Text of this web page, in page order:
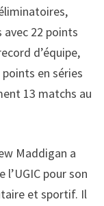
22 points
d’équipe,
en séries
13 matchs au
Maddigan a
pour son
et sportif. Il